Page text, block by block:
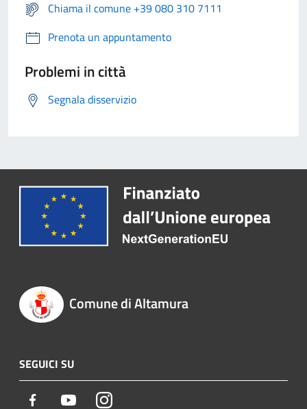
Chiama il comune +39 080 310 7111
Prenota un appuntamento
Problemi in città
Segnala disservizio
Comune di Altamura
SEGUICI SU
Facebook YoutubeInstagram